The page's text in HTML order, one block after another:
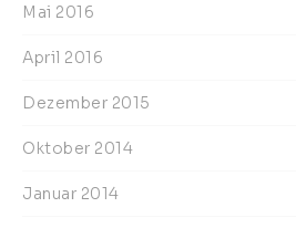
Mai 2016
April 2016
Dezember 2015
Oktober 2014
Januar 2014